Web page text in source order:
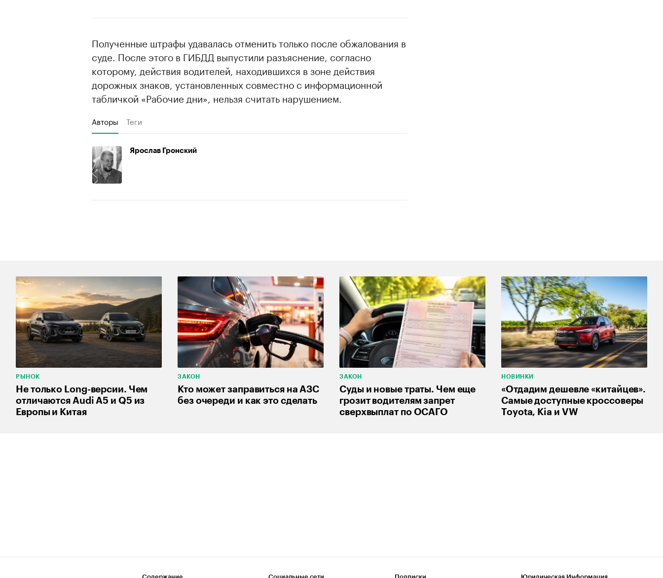
Полученные штрафы удавалась отменить только после обжалования в
суде. После этого в ГИБДД выпустили разъяснение, согласно
которому, действия водителей, находившихся в зоне действия
дорожных знаков, установленных совместно с информационной
табличкой «Рабочие дни», нельзя считать нарушением.
Авторы Теги
Ярослав Гронский
РЫНОК
Не только Long-версии. Чем
отличаются Audi A5 и Q5 из
Европы и Китая
ЗАКОН
Кто может заправиться на АЗС
без очереди и как это сделать
ЗАКОН
Суды и новые траты. Чем еще
грозит водителям запрет
сверхвыплат по ОСАГО
НОВИНКИ
«Отдадим дешевле «китайцев».
Самые доступные кроссоверы
Toyota, Kia и VW